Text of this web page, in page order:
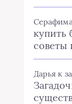
Серафима
купить
советы
Дарья к